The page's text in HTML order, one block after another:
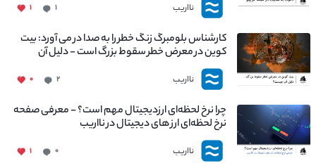
نااریب ۱ ۱
کارشناس بلومبرگ زنگ خطر را به صدا در می آورد: بیت
کوین در معرض خطر سقوط بزرگ است - دلیل آن
چیست؟
نااریب ۲ ۰
چرا نرخ لحظه‌ای ارزدیجیتال مهم است؟ - معرفی صفحه
نرخ لحظه‌ای ارز های دیجیتال در نااریب
نااریب ۰ ۱